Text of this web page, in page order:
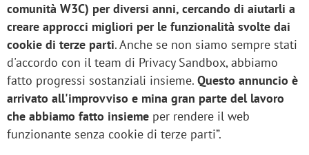
comunità W3C) per diversi anni, cercando di aiutarli a
creare approcci migliori per le funzionalità svolte dai
cookie di terze parti. Anche se non siamo sempre stati
d'accordo con il team di Privacy Sandbox, abbiamo
fatto progressi sostanziali insieme. Questo annuncio è
arrivato all'improvviso e mina gran parte del lavoro
che abbiamo fatto insieme per rendere il web
funzionante senza cookie di terze parti”.